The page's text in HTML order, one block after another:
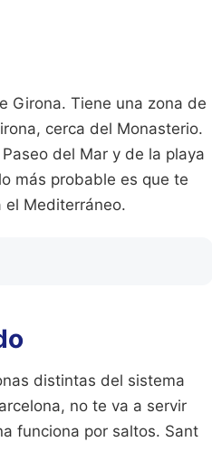
Girona. Tiene una zona de
cerca del Monasterio.
del Mar y de la playa
más probable es que te
el Mediterráneo.
distintas del sistema
no te va a servir
funciona por saltos. Sant